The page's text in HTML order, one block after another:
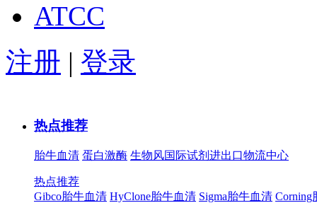
ATCC
注册 | 登录
热点推荐
胎牛血清 蛋白激酶 生物风国际试剂进出口物流中心
热点推荐
Gibco胎牛血清 HyClone胎牛血清 Sigma胎牛血清 Corning